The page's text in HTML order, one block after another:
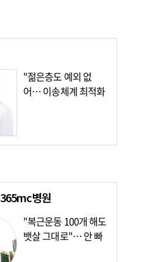
"젊은층도 예외 없
어… 이송체계 최적화
365mc병원
"복근운동 100개 해도
뱃살 그대로"… 안 빠